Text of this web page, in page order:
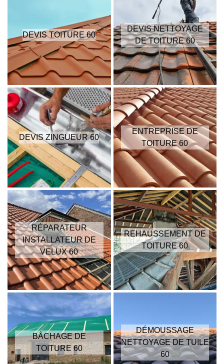
DEVIS TOITURE 60
DEVIS NETTOYAGE
DE TOITURE 60
DEVIS ZINGUEUR 60
ENTREPRISE DE
TOITURE 60
RÉPARATEUR
INSTALLATEUR DE
VELUX 60
REHAUSSEMENT DE
TOITURE 60
BÂCHAGE DE
TOITURE 60
DÉMOUSSAGE
NETTOYAGE DE TUILE
60